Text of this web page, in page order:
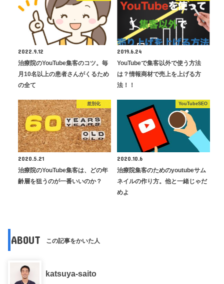
2022.9.12
治療院のYouTube集客のコツ。毎
月10名以上の患者さんがくるため
の全て
2019.6.24
YouTubeで集客以外で使う方法
は？情報商材で売上を上げる方
法！！
差別化
2020.5.21
治療院のYouTube集客は、どの年
齢層を狙うのが一番いいのか？
YouTubeSEO
2020.10.6
治療院集客のためのyoutubeサム
ネイルの作り方。他と一緒じゃだ
めよ
ABOUT この記事をかいた人
katsuya-saito